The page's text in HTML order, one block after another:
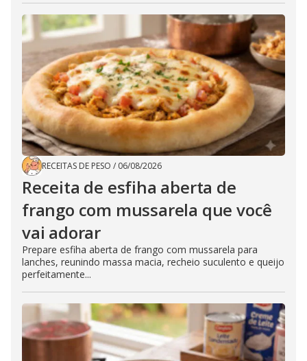
RECEITAS DE PESO / 06/08/2026
Receita de esfiha aberta de
frango com mussarela que você
vai adorar
Prepare esfiha aberta de frango com mussarela para
lanches, reunindo massa macia, recheio suculento e queijo
perfeitamente...